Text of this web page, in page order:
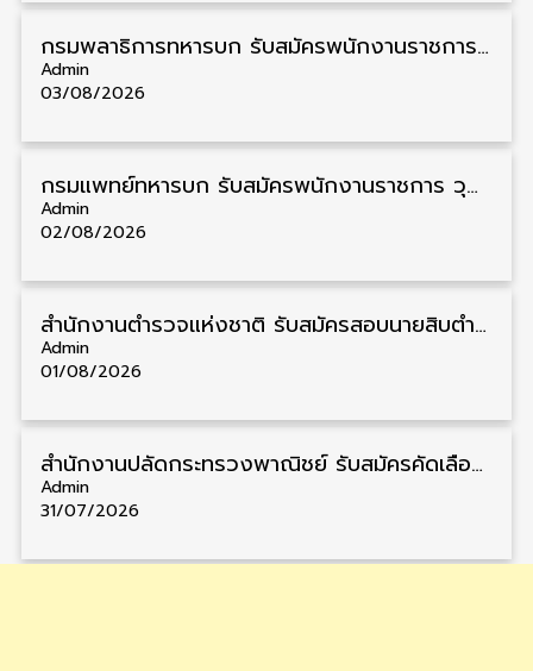
กรมพลาธิการทหารบก รับสมัครพนักงานราชการ วุฒิ ม.3/ม.6/ปวช. 66 อัตรา รับสมัคร 10 – 17 สิงหาคม
Admin
03/08/2026
กรมแพทย์ทหารบก รับสมัครพนักงานราชการ วุฒิ ม.3/ม.6/ปวช./ปวท./ปวส. 6 อัตรา รับสมัคร 3 – 7 สิงหาคม
Admin
02/08/2026
สำนักงานตำรวจแห่งชาติ รับสมัครสอบนายสิบตำรวจ วุฒิ ม.6/ปวช. 6,000 อัตรา รับสมัคร 8 – 19 สิงหาคม
Admin
01/08/2026
สำนักงานปลัดกระทรวงพาณิชย์ รับสมัครคัดเลือกพนักงานราชการ วุฒิ ปวส./ป.ตรี 11 อัตรา รับสมัคร 10 – 21 สิงหาคม
Admin
31/07/2026